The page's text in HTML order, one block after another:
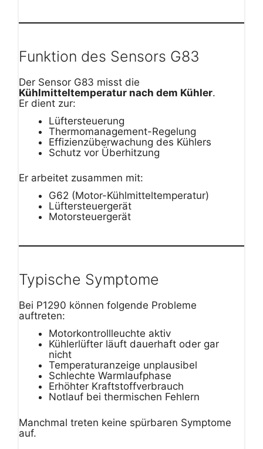
Funktion des Sensors G83
Der Sensor G83 misst die
Kühlmitteltemperatur nach dem Kühler.
Er dient zur:
Lüftersteuerung
Thermomanagement-Regelung
Effizienzüberwachung des Kühlers
Schutz vor Überhitzung
Er arbeitet zusammen mit:
G62 (Motor-Kühlmitteltemperatur)
Lüftersteuergerät
Motorsteuergerät
Typische Symptome
Bei P1290 können folgende Probleme
auftreten:
Motorkontrollleuchte aktiv
Kühlerlüfter läuft dauerhaft oder gar
nicht
Temperaturanzeige unplausibel
Schlechte Warmlaufphase
Erhöhter Kraftstoffverbrauch
Notlauf bei thermischen Fehlern
Manchmal treten keine spürbaren Symptome
auf.